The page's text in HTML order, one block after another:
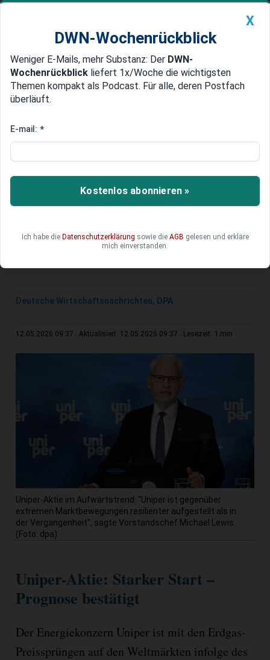
Newsticker MEIN DWN: Geldanlage Premium
Edelmetalle DWN-Magazin China
Uniper-Aktie: Starker Start –
Der Energiekonzern Uniper überzeugt mit deutlich
verbesserten Quartalszahlen und bestätigt den
Ausblick für 2026. Das Gas- und LNG-
geopolitischen Risiken und daraus resultierenden
Marktschwankungen breit aufgestellt.
Deutsche Wirtschaftsnachrichten, DPA
12.05.2026 09:37 Aktualisiert: 12.05.2026 09:37 Lesezeit: 1 min
Uniper-Aktie im Aufwärtstrend: "Uniper ist gegenüber
extremen Marktbewegungen resilienter aufgestellt als in
der Vergangenheit", sagte Vorstandschef Michael Lewis.
(Foto: dpa)
Uniper-Aktie: Starker Start –
Prognose bestätigt
Der Energiekonzern Uniper ist mit den Erdgas-
Preissprüngen auf den Weltmärkten infolge des
X
DWN-Wochenrückblick
Weniger E-Mails, mehr Substanz: Der DWN-
Wochenrückblick liefert 1x/Woche die wichtigsten
Themen kompakt als Podcast. Für alle, deren Postfach
überläuft.
E-mail: *
Kostenlos abonnieren »
Ich habe die Datenschutzerklärung sowie die AGB gelesen und erkläre
mich einverstanden.